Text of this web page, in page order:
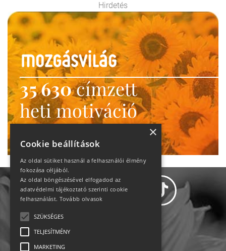
Hirdetés
35 630címzett
heti motiváció
Ne maradj le!
×
Cookie beállítások
Az oldal sütiket használ a felhasználói élmény
fokozása céljából.
Az oldal böngészésével elfogadod az
adatvédelmi tájékoztató szerinti cookie
felhasználást. Tovább olvasok
SZÜKSÉGES
TELJESÍTMÉNY
MARKETING